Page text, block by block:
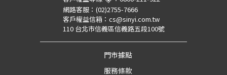
網路客服： (02)2755-7666
客戶權益信箱： cs@sinyi.com.tw
110 台北市信義區信義路五段100號
門市據點
服務條款